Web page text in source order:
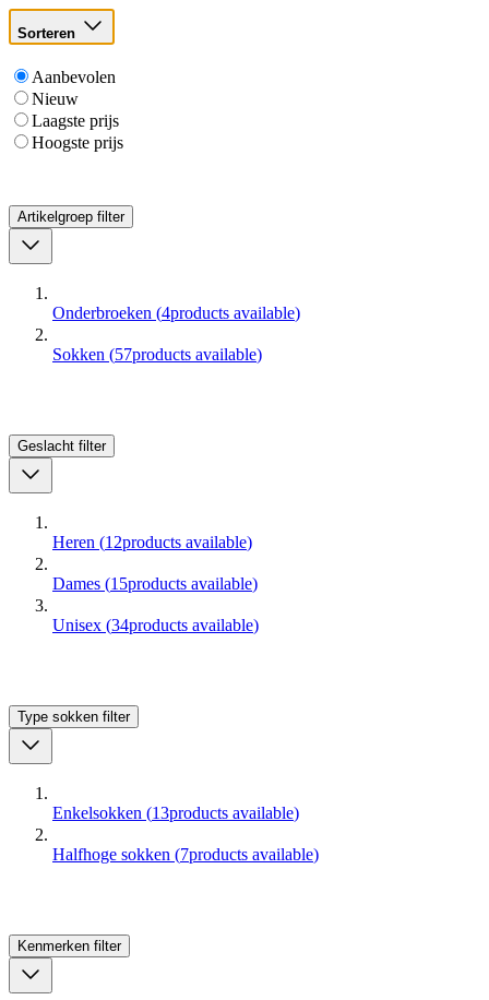
Sorteren
Aanbevolen
Nieuw
Laagste prijs
Hoogste prijs
Artikelgroep filter
Onderbroeken (4products available)
Sokken (57products available)
Geslacht filter
Heren (12products available)
Dames (15products available)
Unisex (34products available)
Type sokken filter
Enkelsokken (13products available)
Halfhoge sokken (7products available)
Kenmerken filter